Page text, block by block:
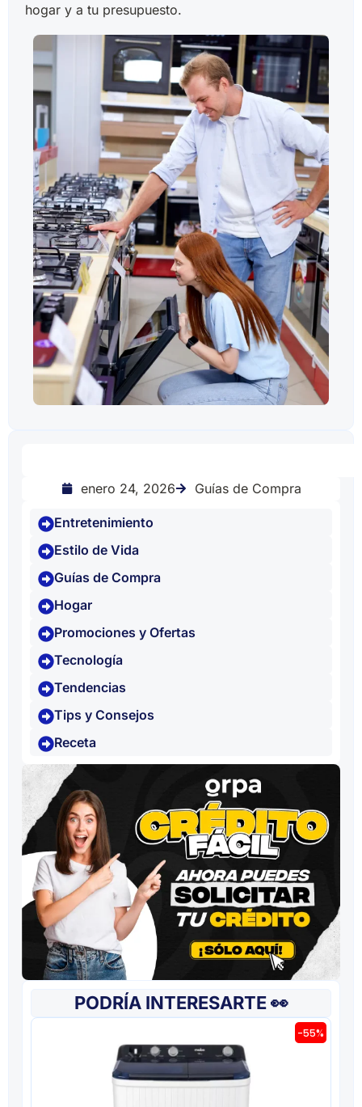
hogar y a tu presupuesto.
enero 24, 2026 Guías de Compra
Entretenimiento
Estilo de Vida
Guías de Compra
Hogar
Promociones y Ofertas
Tecnología
Tendencias
Tips y Consejos
Receta
PODRÍA INTERESARTE 👀
-55%